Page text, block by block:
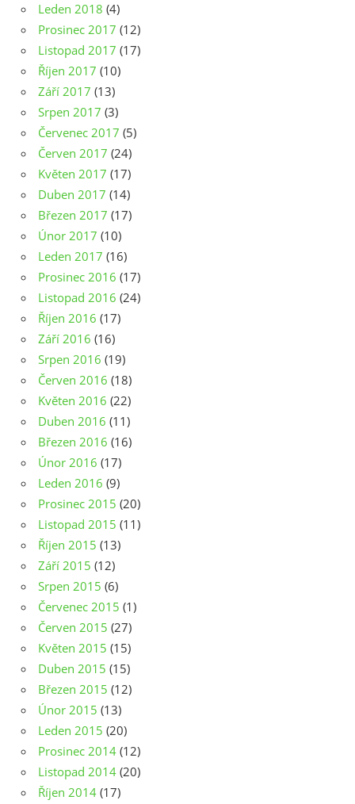
Leden 2018 (4)
Prosinec 2017 (12)
Listopad 2017 (17)
Říjen 2017 (10)
Září 2017 (13)
Srpen 2017 (3)
Červenec 2017 (5)
Červen 2017 (24)
Květen 2017 (17)
Duben 2017 (14)
Březen 2017 (17)
Únor 2017 (10)
Leden 2017 (16)
Prosinec 2016 (17)
Listopad 2016 (24)
Říjen 2016 (17)
Září 2016 (16)
Srpen 2016 (19)
Červen 2016 (18)
Květen 2016 (22)
Duben 2016 (11)
Březen 2016 (16)
Únor 2016 (17)
Leden 2016 (9)
Prosinec 2015 (20)
Listopad 2015 (11)
Říjen 2015 (13)
Září 2015 (12)
Srpen 2015 (6)
Červenec 2015 (1)
Červen 2015 (27)
Květen 2015 (15)
Duben 2015 (15)
Březen 2015 (12)
Únor 2015 (13)
Leden 2015 (20)
Prosinec 2014 (12)
Listopad 2014 (20)
Říjen 2014 (17)